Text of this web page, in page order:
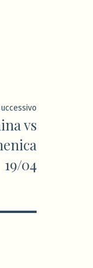
Articolo
successivo:
vs
19/04